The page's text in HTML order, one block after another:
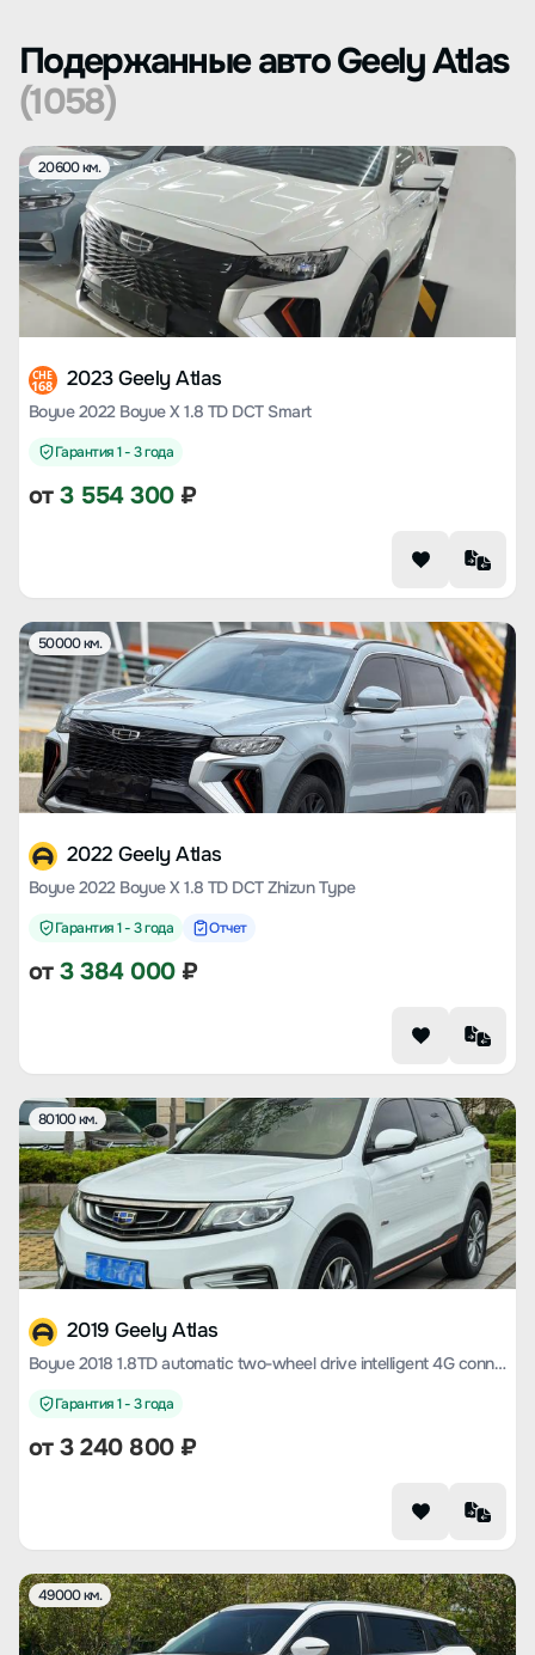
Подержанные авто Geely Atlas
(1058)
20600 км.
CHE
168 2023 Geely Atlas
Boyue 2022 Boyue X 1.8 TD DCT Smart
Гарантия 1 - 3 года
от3 554 300₽
50000 км.
2022 Geely Atlas
Boyue 2022 Boyue X 1.8 TD DCT Zhizun Type
Гарантия 1 - 3 года Отчет
от3 384 000₽
80100 км.
2019 Geely Atlas
Boyue 2018 1.8TD automatic two-wheel drive intelligent 4G connected version
Гарантия 1 - 3 года
от3 240 800₽
49000 км.